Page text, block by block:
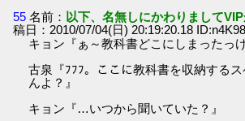
55 名前： 以下、名無しにかわりまして
稿日：2010/07/04(日) 20:19:20.18
キョン『ぁ～教科書どこにしまったっけ
古泉『ﾌﾌﾌ。ここに教科書を収納する
んよ？』
キョン『…いつから聞いていた？』